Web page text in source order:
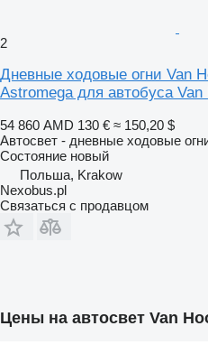
2
Дневные ходовые огни Van
Astromega для автобуса Van
54 860 AMD 130 € ≈ 150,20 $
Автосвет - дневные ходовые
Состояние новый
Польша, Krakow
Nexobus.pl
Связаться с продавцом
Цены на автосвет Van